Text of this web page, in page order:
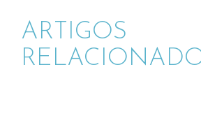
ARTIGOS